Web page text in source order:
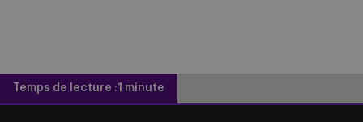
Temps de lecture :1 minute